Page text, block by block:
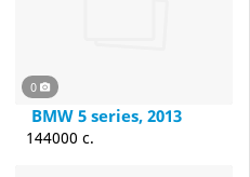
0
BMW 5 series, 2013
144000 c.